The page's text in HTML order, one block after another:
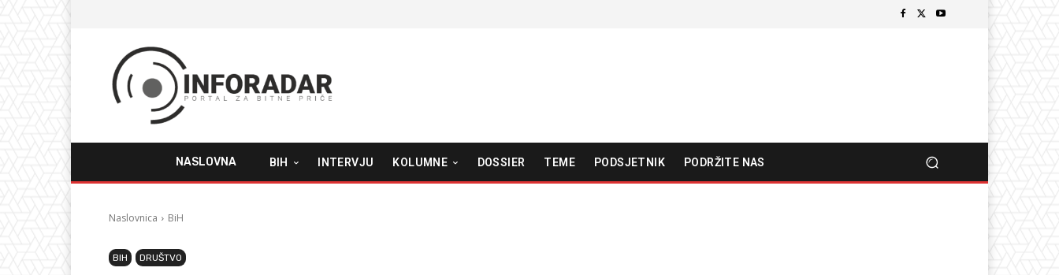
NASLOVNA BIH INTERVJU KOLUMNE DOSSIER TEME PODSJETNIK PODRŽITE NAS
Naslovnica BiH
BIH DRUŠTVO